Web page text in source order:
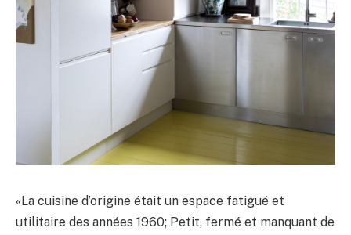
«La cuisine d’origine était un espace fatigué et
utilitaire des années 1960; Petit, fermé et manquant de